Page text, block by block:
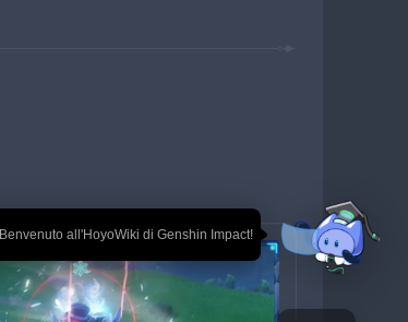
🎉 Benvenuto all'HoyoWiki di Genshin Impact!